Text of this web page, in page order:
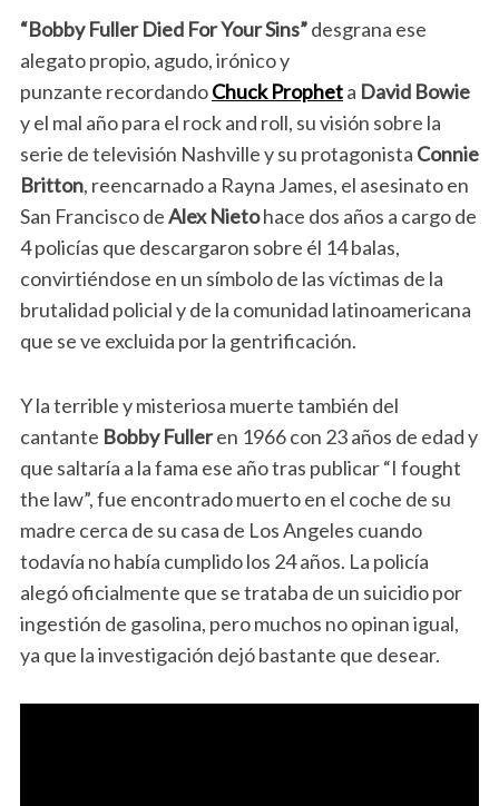
“Bobby Fuller Died For Your Sins”desgrana ese
alegato propio, agudo, irónico y
punzante recordandoChuck Propheta David Bowie
y el mal año para el rock and roll, su visión sobre la
serie de televisión Nashville y su protagonista Connie
Britton, reencarnado a Rayna James, el asesinato en
San Francisco deAlex Nietohace dos años a cargo de
4 policías que descargaron sobre él 14 balas,
convirtiéndose en un símbolo de las víctimas de la
brutalidad policial y de la comunidad latinoamericana
que se ve excluida por la gentrificación.
Y la terrible y misteriosa muerte también del
cantante Bobby Fulleren 1966 con 23 años de edad y
que saltaría a la fama ese año tras publicar “I fought
the law”, fue encontrado muerto en el coche de su
madre cerca de su casa de Los Angeles cuando
todavía no había cumplido los 24 años. La policía
alegó oficialmente que se trataba de un suicidio por
ingestión de gasolina, pero muchos no opinan igual,
ya que la investigación dejó bastante que desear.